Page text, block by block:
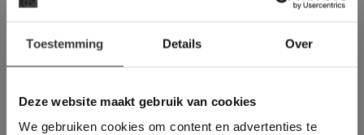
Toestemming Details Over
Deze website maakt gebruik van cookies
We gebruiken cookies om content en advertenties te
Binnen 24 uur een passende offerte
Meer dan 500 m2 showroom
Deze website maakt
gebruik van cookies.
This Cookie Banner was deleted and is no
longer working. Please contact the website
administrator.